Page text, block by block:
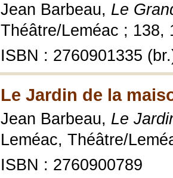
Jean Barbeau, Le
Théâtre/Leméac ; 138,
ISBN : 2760901335
Le Jardin de la
Jean Barbeau, Le
Leméac, Théâtre/
ISBN : 2760900789